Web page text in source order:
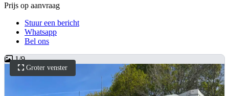
Prijs op aanvraag
Stuur een bericht
Whatsapp
Bel ons
Groter venster
1/9